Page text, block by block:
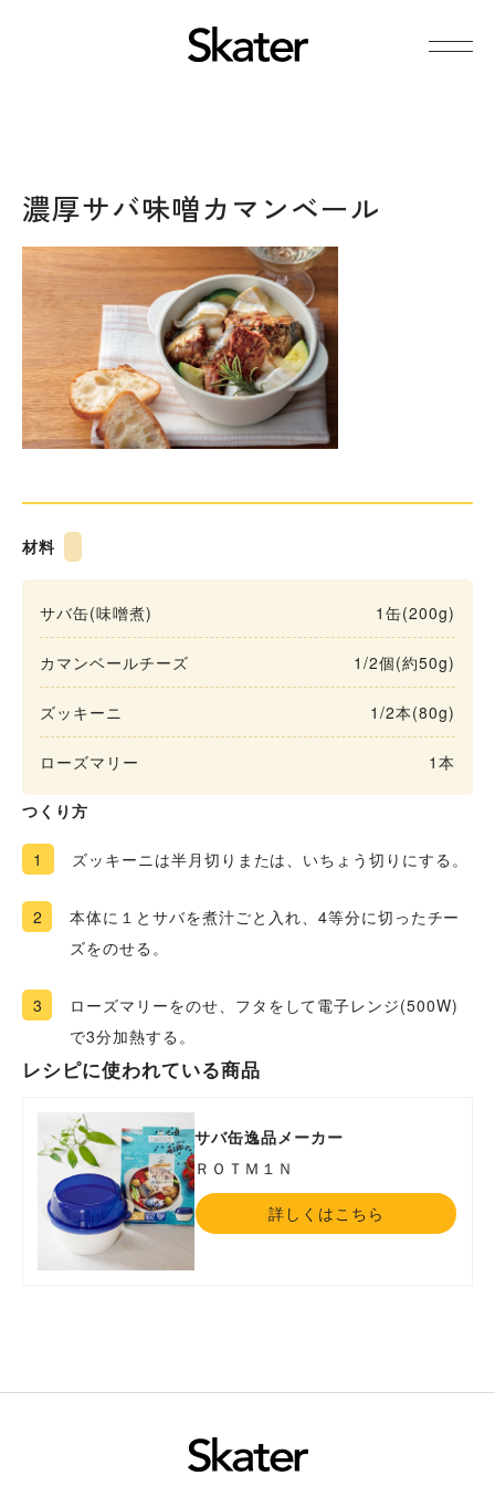
濃厚サバ味噌カマンベール
材料
サバ缶(味噌煮) 1缶(200g)
カマンベールチーズ 1/2個(約50g)
ズッキーニ 1/2本(80g)
ローズマリー 1本
つくり方
1 ズッキーニは半月切りまたは、いちょう切りにする。
2
本体に１とサバを煮汁ごと入れ、4等分に切ったチー
ズをのせる。
3
ローズマリーをのせ、フタをして電子レンジ(500W)
で3分加熱する。
レシピに使われている商品
サバ缶逸品メーカー
ＲＯＴＭ１Ｎ
詳しくはこちら